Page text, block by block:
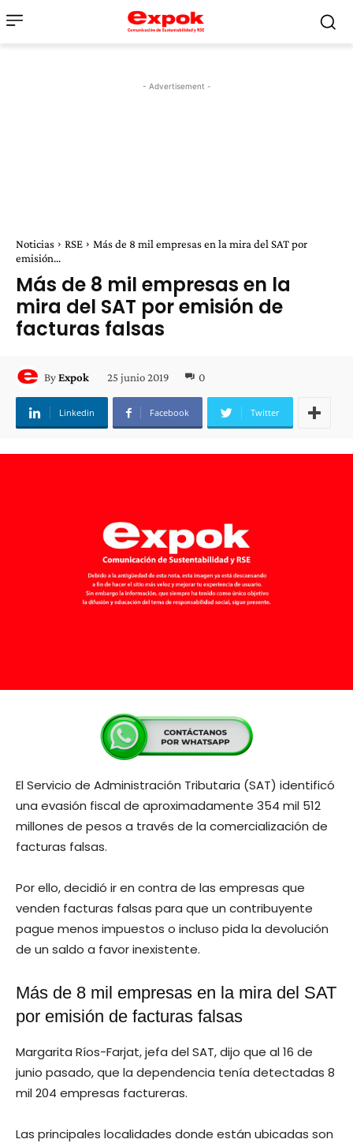
- Advertisement -
Noticias RSE
Más de 8 mil empresas en la mira del SAT por
emisión...
Más de 8 mil empresas en la
mira del SAT por emisión de
facturas falsas
ByExpok 25 junio 2019 0
Linkedin Facebook Twitter
El Servicio de Administración Tributaria (SAT) identificó
una evasión fiscal de aproximadamente 354 mil 512
millones de pesos a través de la comercialización de
facturas falsas.
Por ello, decidió ir en contra de las empresas que
venden facturas falsas para que un contribuyente
pague menos impuestos o incluso pida la devolución
de un saldo a favor inexistente.
Más de 8 mil empresas en la mira del SAT
por emisión de facturas falsas
Margarita Ríos-Farjat, jefa del SAT, dijo que al 16 de
junio pasado, que la dependencia tenía detectadas 8
mil 204 empresas factureras.
Las principales localidades donde están ubicadas son